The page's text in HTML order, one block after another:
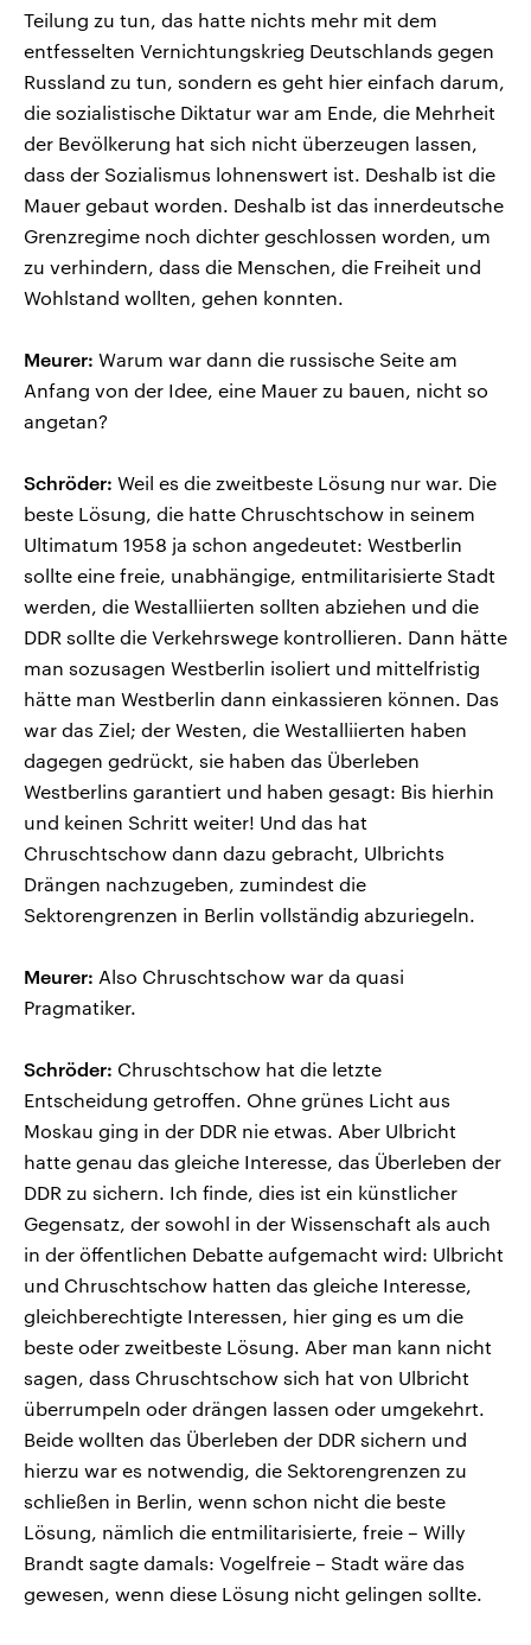
Teilung zu tun, das hatte nichts mehr mit dem
entfesselten Vernichtungskrieg Deutschlands gegen
Russland zu tun, sondern es geht hier einfach darum,
die sozialistische Diktatur war am Ende, die Mehrheit
der Bevölkerung hat sich nicht überzeugen lassen,
dass der Sozialismus lohnenswert ist. Deshalb ist die
Mauer gebaut worden. Deshalb ist das innerdeutsche
Grenzregime noch dichter geschlossen worden, um
zu verhindern, dass die Menschen, die Freiheit und
Wohlstand wollten, gehen konnten.
Meurer: Warum war dann die russische Seite am
Anfang von der Idee, eine Mauer zu bauen, nicht so
angetan?
Schröder: Weil es die zweitbeste Lösung nur war. Die
beste Lösung, die hatte Chruschtschow in seinem
Ultimatum 1958 ja schon angedeutet: Westberlin
sollte eine freie, unabhängige, entmilitarisierte Stadt
werden, die Westalliierten sollten abziehen und die
DDR sollte die Verkehrswege kontrollieren. Dann hätte
man sozusagen Westberlin isoliert und mittelfristig
hätte man Westberlin dann einkassieren können. Das
war das Ziel; der Westen, die Westalliierten haben
dagegen gedrückt, sie haben das Überleben
Westberlins garantiert und haben gesagt: Bis hierhin
und keinen Schritt weiter! Und das hat
Chruschtschow dann dazu gebracht, Ulbrichts
Drängen nachzugeben, zumindest die
Sektorengrenzen in Berlin vollständig abzuriegeln.
Meurer: Also Chruschtschow war da quasi
Pragmatiker.
Schröder: Chruschtschow hat die letzte
Entscheidung getroffen. Ohne grünes Licht aus
Moskau ging in der DDR nie etwas. Aber Ulbricht
hatte genau das gleiche Interesse, das Überleben der
DDR zu sichern. Ich finde, dies ist ein künstlicher
Gegensatz, der sowohl in der Wissenschaft als auch
in der öffentlichen Debatte aufgemacht wird: Ulbricht
und Chruschtschow hatten das gleiche Interesse,
gleichberechtigte Interessen, hier ging es um die
beste oder zweitbeste Lösung. Aber man kann nicht
sagen, dass Chruschtschow sich hat von Ulbricht
überrumpeln oder drängen lassen oder umgekehrt.
Beide wollten das Überleben der DDR sichern und
hierzu war es notwendig, die Sektorengrenzen zu
schließen in Berlin, wenn schon nicht die beste
Lösung, nämlich die entmilitarisierte, freie – Willy
Brandt sagte damals: Vogelfreie – Stadt wäre das
gewesen, wenn diese Lösung nicht gelingen sollte.